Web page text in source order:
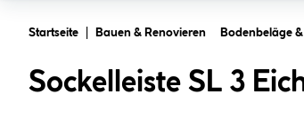
Startseite Bauen & Renovieren Bodenbeläge
Sockelleiste SL 3